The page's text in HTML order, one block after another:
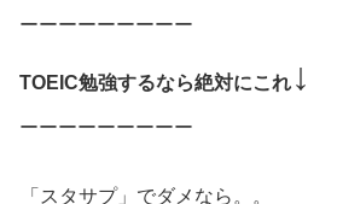
ーーーーーーーーー
TOEIC勉強するなら絶対にこれ ↓
ーーーーーーーーー
「スタサプ」でダメなら。。